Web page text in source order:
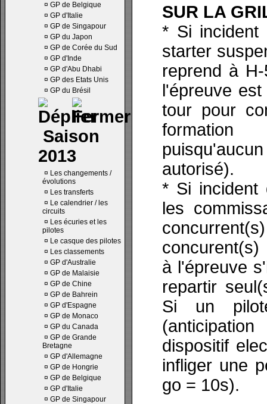
¤ GP de Belgique
¤ GP d'Italie
¤ GP de Singapour
¤ GP du Japon
¤ GP de Corée du Sud
¤ GP d'Inde
¤ GP d'Abu Dhabi
¤ GP des Etats Unis
¤ GP du Brésil
Saison
2013
¤ Les changements /
évolutions
¤ Les transferts
¤ Le calendrier / les
circuits
¤ Les écuries et les
pilotes
¤ Le casque des pilotes
¤ Les classements
¤ GP d'Australie
¤ GP de Malaisie
¤ GP de Chine
¤ GP de Bahrein
¤ GP d'Espagne
¤ GP de Monaco
¤ GP du Canada
¤ GP de Grande
Bretagne
¤ GP d'Allemagne
¤ GP de Hongrie
¤ GP de Belgique
¤ GP d'Italie
¤ GP de Singapour
SUR LA
* Si
starter
reprend à
l'épreuve
tour pour
autorisé).
* Si incident
les
concurent(s)
à l'épreuve
repartir
Si un
dispositif
infliger une
go = 10s).